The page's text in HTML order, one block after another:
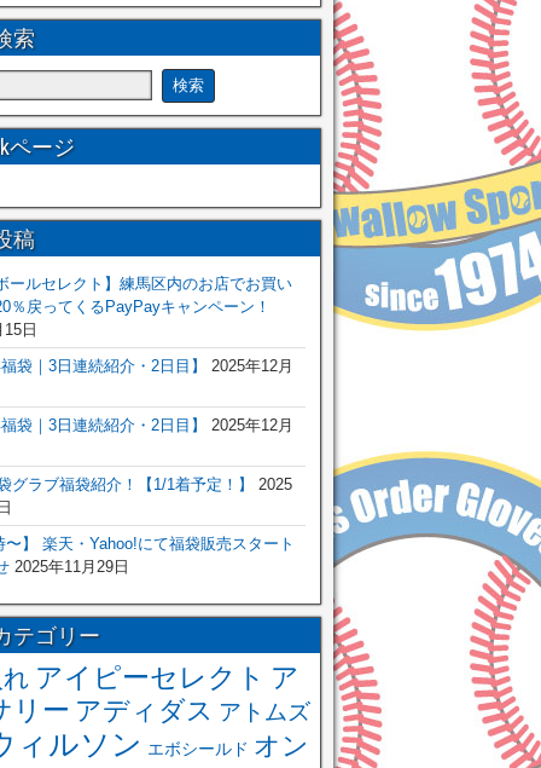
索
ページ
稿
ールセレクト】練馬区内のお店でお買い
％戻ってくるPayPayキャンペーン！
日
袋｜3日連続紹介・2日目】
2025年12月
袋｜3日連続紹介・2日目】 2025年12月
グラブ福袋紹介！【1/1着予定！】
2025
〜】 楽天・Yahoo!にて福袋販売スタート
2025年11月29日
テゴリー
アイピーセレクト ア
リー アディダス アトムズ
ィルソン エボシールド オン